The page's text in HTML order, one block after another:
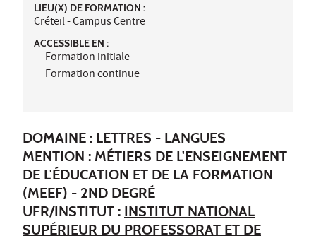
LIEU(X) DE FORMATION :
Créteil - Campus Centre
ACCESSIBLE EN :
Formation initiale
Formation continue
DOMAINE : LETTRES - LANGUES
MENTION : MÉTIERS DE L'ENSEIGNEMENT
DE L'ÉDUCATION ET DE LA FORMATION
(MEEF) - 2ND DEGRÉ
UFR/INSTITUT : INSTITUT NATIONAL
SUPÉRIEUR DU PROFESSORAT ET DE